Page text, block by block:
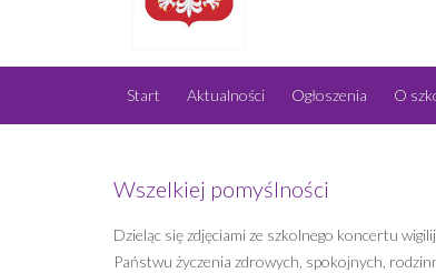
Start Aktualności Ogłoszenia O
Wszelkiej pomyślności
Dzieląc się zdjęciami ze szkolnego koncertu
Państwu życzenia zdrowych, spokojnych,